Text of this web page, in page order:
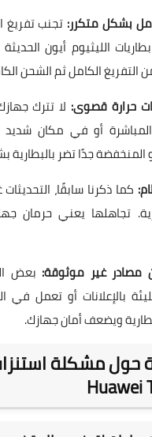
بشكل متكرر: تجنب تفريغ
الليثيوم أيون
التفريغ الكامل ثم الشحن
حرارة قصوى: لا تترك
أو في مكان شديد
المنخفضة جدًا تضر بالبطارية
كما ذكرنا سابقًا،
تجاهلها يعني حرمان
مصادر غير موثوقة: بعض
بالإعلانات أو تعمل في
ويضعف أمان جهازك.
حول مشكلة